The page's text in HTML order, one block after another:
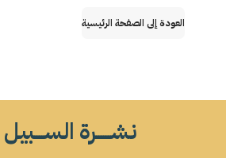
العودة إلى الصفحة الرئيسية
نشــــــرة